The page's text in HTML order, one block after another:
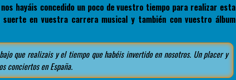
hayáis concedido un poco de vuestro tiempo para realizar esta
en vuestra carrera musical y también con vuestro álbum
que realizais y el tiempo que habéis invertido en nosotros. Un placer y
conciertos en España.